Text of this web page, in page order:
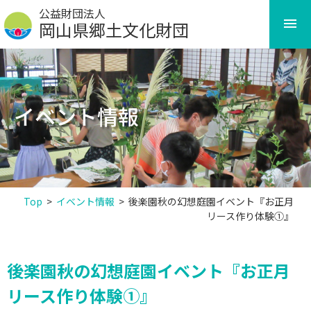
Skip
to
content
公益財団法人
岡山県郷土文化財団
イベント情報
Top > イベント情報 > 後楽園秋の幻想庭園イベント『お正月
リース作り体験①』
後楽園秋の幻想庭園イベント『お正月
リース作り体験①』